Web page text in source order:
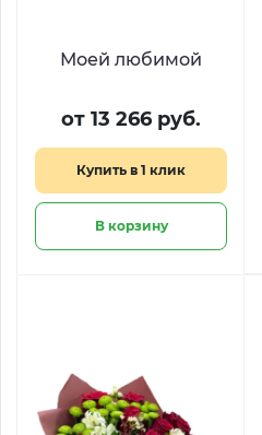
Моей любимой
от 13 266 руб.
Купить в 1 клик
В корзину